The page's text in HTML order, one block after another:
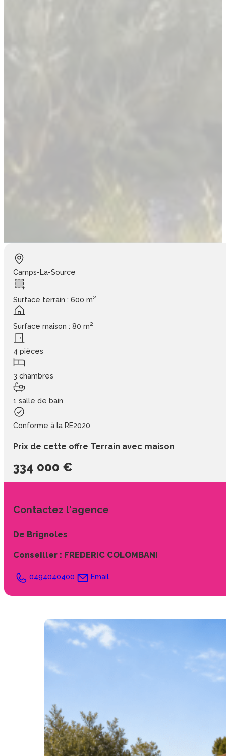
Camps-La-Source
Surface terrain : 600 m2
Surface maison : 80 m2
4 pièces
3 chambres
1 salle de bain
Conforme à la RE2020
Prix de cette offre Terrain avec maison
334 000 €
Contactez l'agence
De Brignoles
Conseiller : FREDERIC COLOMBANI
0494040400 Email